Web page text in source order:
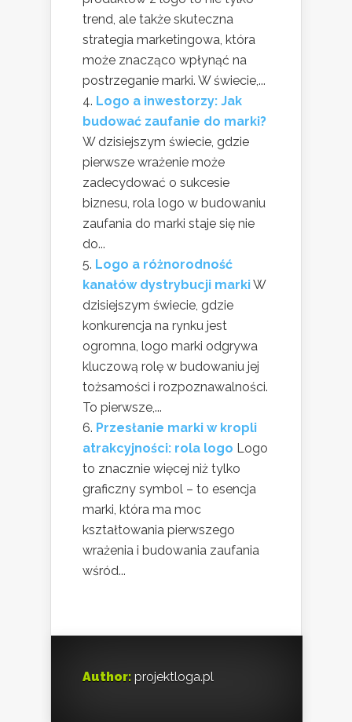
trend, ale także skuteczna
strategia marketingowa, która
może znacząco wpłynąć na
postrzeganie marki. W świecie,...
Logo a inwestorzy: Jak
budować zaufanie do marki?
W dzisiejszym świecie, gdzie
pierwsze wrażenie może
zadecydować o sukcesie
biznesu, rola logo w budowaniu
zaufania do marki staje się nie
do...
Logo a różnorodność
kanałów dystrybucji markiW
dzisiejszym świecie, gdzie
konkurencja na rynku jest
ogromna, logo marki odgrywa
kluczową rolę w budowaniu jej
tożsamości i rozpoznawalności.
To pierwsze,...
Przesłanie marki w kropli
atrakcyjności: rola logo Logo
to znacznie więcej niż tylko
graficzny symbol – to esencja
marki, która ma moc
kształtowania pierwszego
wrażenia i budowania zaufania
wśród...
Author: projektloga.pl